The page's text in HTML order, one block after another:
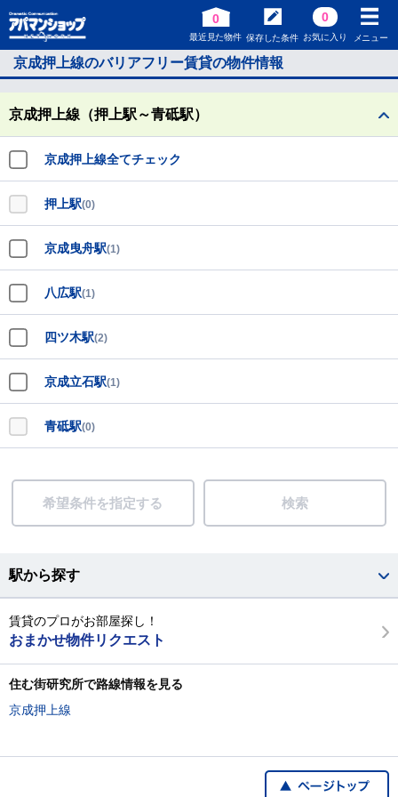
0
最近見た物件 保存した条件
0
お気に入り メニュー
京成押上線のバリアフリー賃貸の物件情報
京成押上線（押上駅～青砥駅）
京成押上線全てチェック
押上駅(0)
京成曳舟駅(1)
八広駅(1)
四ツ木駅(2)
京成立石駅(1)
青砥駅(0)
希望条件を指定する 検索
駅から探す
賃貸のプロがお部屋探し！
おまかせ物件リクエスト
住む街研究所で路線情報を見る
京成押上線